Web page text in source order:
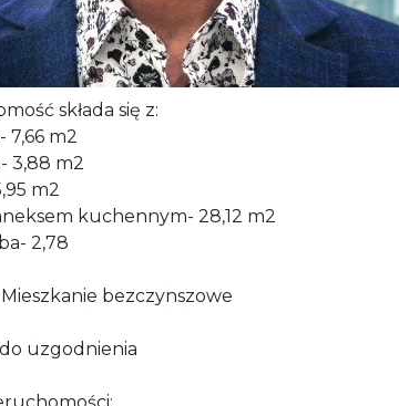
miasto.
usytuowana na 3 piętrze w 3
składa się z:
7,66 m2
3,88 m2
m2
kuchennym- 28,12 m2
2,78
bezczynszowe
uzgodnienia